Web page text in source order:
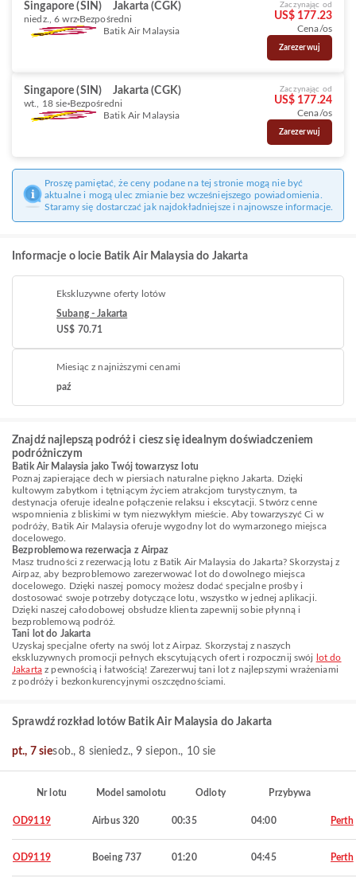
Singapore (SIN) Jakarta (CGK)
niedz., 6 wrz Bezpośredni
Batik Air Malaysia
Zaczynając od
US$ 177.23
Cena/os
Zarezerwuj
Singapore (SIN) Jakarta (CGK)
wt., 18 sie Bezpośredni
Batik Air Malaysia
Zaczynając od
US$ 177.24
Cena/os
Zarezerwuj
Proszę pamiętać, że ceny podane na tej stronie mogą nie być
aktualne i mogą ulec zmianie bez wcześniejszego powiadomienia.
Staramy się dostarczać jak najdokładniejsze i najnowsze informacje.
Informacje o locie Batik Air Malaysia do Jakarta
Ekskluzywne oferty lotów
Subang - Jakarta
US$ 70.71
Miesiąc z najniższymi cenami
paź
Znajdź najlepszą podróż i ciesz się idealnym doświadczeniem
podróżniczym
Batik Air Malaysia jako Twój towarzysz lotu
Poznaj zapierające dech w piersiach naturalne piękno Jakarta. Dzięki
kultowym zabytkom i tętniącym życiem atrakcjom turystycznym, ta
destynacja oferuje idealne połączenie relaksu i ekscytacji. Stwórz cenne
wspomnienia z bliskimi w tym niezwykłym mieście. Aby towarzyszyć Ci w
podróży, Batik Air Malaysia oferuje wygodny lot do wymarzonego miejsca
docelowego.
Bezproblemowa rezerwacja z Airpaz
Masz trudności z rezerwacją lotu z Batik Air Malaysia do Jakarta? Skorzystaj z
Airpaz, aby bezproblemowo zarezerwować lot do dowolnego miejsca
docelowego. Dzięki naszej pomocy możesz dodać specjalne prośby i
dostosować swoje potrzeby dotyczące lotu, wszystko w jednej aplikacji.
Dzięki naszej całodobowej obsłudze klienta zapewnij sobie płynną i
bezproblemową podróż.
Tani lot do Jakarta
Uzyskaj specjalne oferty na swój lot z Airpaz. Skorzystaj z naszych
ekskluzywnych promocji pełnych ekscytujących ofert i rozpocznij swój
lot do
Jakartaz pewnością i łatwością! Zarezerwuj tani lot z najlepszymi wrażeniami
z podróży i bezkonkurencyjnymi oszczędnościami.
Sprawdź rozkład lotów Batik Air Malaysia do Jakarta
pt., 7 siesob., 8 sieniedz., 9 siepon., 10 sie
Nr lotu Model samolotu Odloty Przybywa
OD9119 Airbus 320 00:35 04:00 Perth
OD9119 Boeing 737 01:20 04:45 Perth